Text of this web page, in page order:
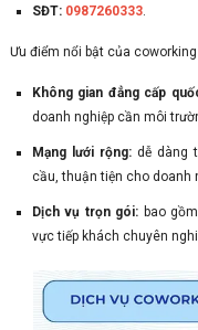
SĐT: 0987260333.
Ưu điểm nổi bật của
Không gian đẳng cấp
doanh nghiệp cần môi
Mạng lưới rộng:dễ dàng
cầu, thuận tiện cho doanh
Dịch vụ trọn gói: bao
vực tiếp khách chuyên